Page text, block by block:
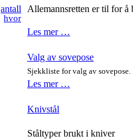
antall
hvor
Allemannsretten er til for å
Les mer …
Valg av sovepose
Sjekkliste for valg av sovepose.
Les mer …
Knivstål
Ståltyper brukt i kniver